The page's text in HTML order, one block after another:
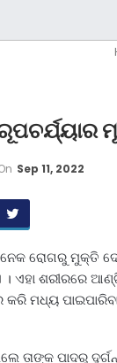
Sep 11, 2022
ରୋଗରୁ ମୁକ୍ତି
ଏହା ଶରୀରରେ
କରି ମଧ୍ୟ
ତାଙ୍କ ପାଦରୁ